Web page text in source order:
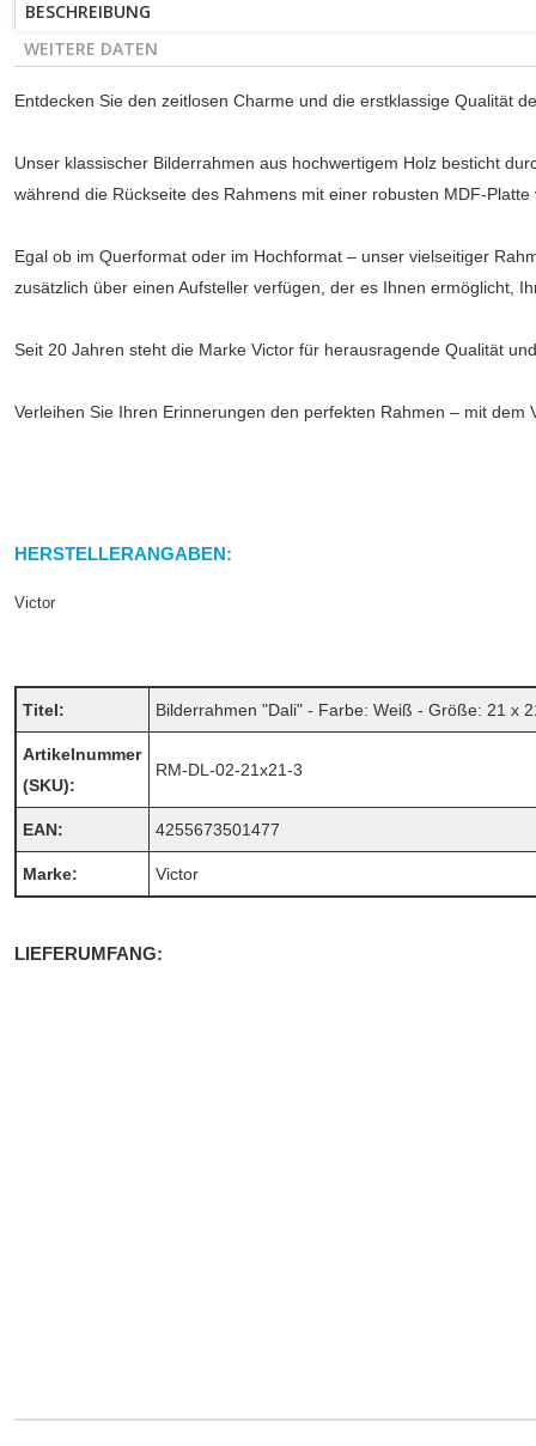
BESCHREIBUNG
WEITERE DATEN
Entdecken Sie den zeitlosen Charme und die erstklassige Qualität
Unser klassischer Bilderrahmen aus hochwertigem Holz besticht
während die Rückseite des Rahmens mit einer robusten MDF-
Egal ob im Querformat oder im Hochformat – unser vielseitiger
zusätzlich über einen Aufsteller verfügen, der es Ihnen ermöglicht,
Seit 20 Jahren steht die Marke Victor für herausragende Qualität
Verleihen Sie Ihren Erinnerungen den perfekten Rahmen – mit
HERSTELLERANGABEN:
Victor
Titel: Bilderrahmen "Dali" - Farbe: Weiß - Größe: 21 x
Artikelnummer
(SKU):
RM-DL-02-21x21-3
EAN: 4255673501477
Marke: Victor
LIEFERUMFANG: